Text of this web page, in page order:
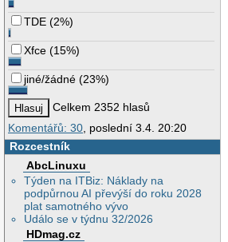
TDE (2%)
Xfce (15%)
jiné/žádné (23%)
Celkem 2352 hlasů
Komentářů: 30 , poslední 3.4. 20:20
Rozcestník
AbcLinuxu
Týden na ITBiz: Náklady na
podpůrnou AI převýší do roku 2028
plat samotného vývo
Událo se v týdnu 32/2026
HDmag.cz